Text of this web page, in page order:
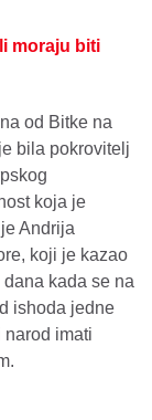
moraju biti
od Bitke na
bila pokrovitelj
koja je
Andrija
koji je kazao
kada se na
ishoda jedne
imati